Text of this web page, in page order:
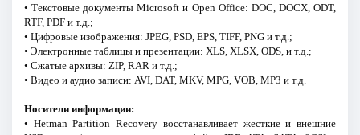
• Текстовые документы Microsoft и Open Office: DOC, DOCX, ODT,
RTF, PDF и т.д.;
• Цифровые изображения: JPEG, PSD, EPS, TIFF, PNG и т.д.;
• Электронные таблицы и презентации: XLS, XLSX, ODS, и т.д.;
• Cжатые архивы: ZIP, RAR и т.д.;
• Видео и аудио записи: AVI, DAT, MKV, MPG, VOB, MP3 и т.д.
Носители информации:
• Hetman Partition Recovery восстанавливает жесткие и внешние